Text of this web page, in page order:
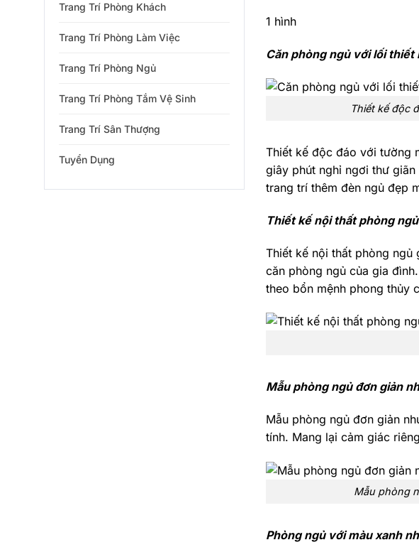
Trang Trí Phòng Khách
Trang Trí Phòng Làm Việc
Trang Trí Phòng Ngủ
Trang Trí Phòng Tắm Vệ Sinh
Trang Trí Sân Thượng
Tuyển Dụng
1 hình
Căn phòng ngủ với lối
Thiết kế độc
Thiết kế độc đáo với tường
giây phút nghỉ ngơi thư
trang trí thêm đèn ngủ đẹp
Thiết kế nội thất phòng
Thiết kế nội thất phòng ngủ
căn phòng ngủ của gia
theo bổn mệnh phong thủy
Mẫu phòng ngủ đơn giản
Mẫu phòng ngủ đơn giản
tính. Mang lại cảm giác
Mẫu phòng
Phòng ngủ với màu xanh